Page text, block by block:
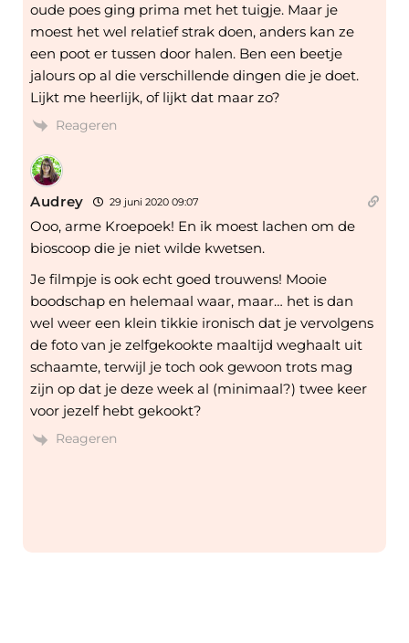
oude poes ging prima met het tuigje. Maar je
moest het wel relatief strak doen, anders kan ze
een poot er tussen door halen. Ben een beetje
jalours op al die verschillende dingen die je doet.
Lijkt me heerlijk, of lijkt dat maar zo?
Reageren
Audrey 29 juni 2020 09:07
Ooo, arme Kroepoek! En ik moest lachen om de
bioscoop die je niet wilde kwetsen.
Je filmpje is ook echt goed trouwens! Mooie
boodschap en helemaal waar, maar… het is dan
wel weer een klein tikkie ironisch dat je vervolgens
de foto van je zelfgekookte maaltijd weghaalt uit
schaamte, terwijl je toch ook gewoon trots mag
zijn op dat je deze week al (minimaal?) twee keer
voor jezelf hebt gekookt?
Reageren